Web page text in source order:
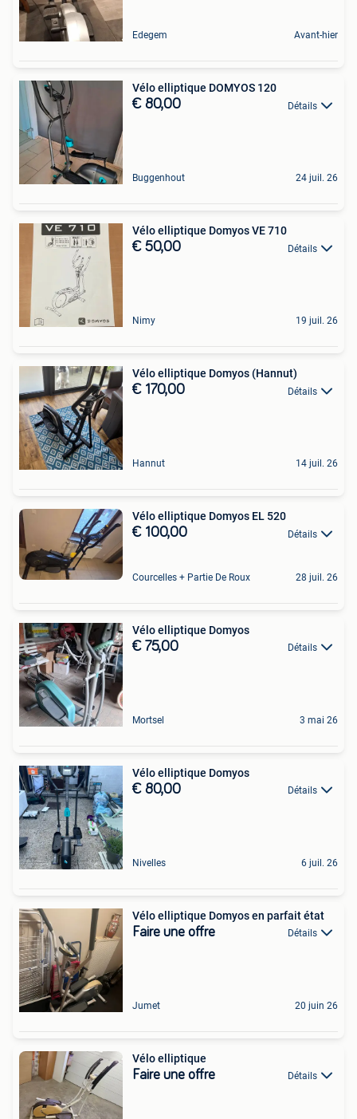
Edegem Avant-hier
Vélo elliptique DOMYOS 120
€ 80,00 Détails
Buggenhout 24 juil. 26
Vélo elliptique Domyos VE 710
€ 50,00 Détails
Nimy 19 juil. 26
Vélo elliptique Domyos (Hannut)
€ 170,00 Détails
Hannut 14 juil. 26
Vélo elliptique Domyos EL 520
€ 100,00 Détails
Courcelles + Partie De Roux 28 juil. 26
Vélo elliptique Domyos
€ 75,00 Détails
Mortsel 3 mai 26
Vélo elliptique Domyos
€ 80,00 Détails
Nivelles 6 juil. 26
Vélo elliptique Domyos en parfait état
Faire une offre Détails
Jumet 20 juin 26
Vélo elliptique
Faire une offre Détails